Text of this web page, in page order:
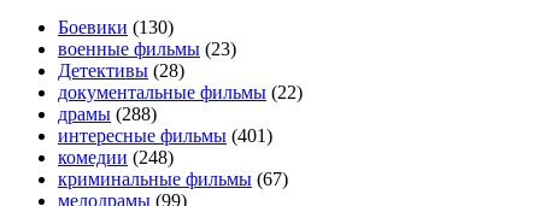
Боевики (130)
военные фильмы (23)
Детективы (28)
документальные фильмы (22)
драмы (288)
интересные фильмы (401)
комедии (248)
криминальные фильмы (67)
мелодрамы (99)